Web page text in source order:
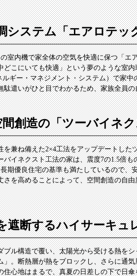
システム「エアロテッ
室内機で家全体の空気を快適に保つ「エ
どこにいても快適」という夢のような室
ルギー・マネジメント・システム）で家
駄遣いがひと目でわかるため、家族全員
創造の「ツーバイネ
を兼ね備えた2×4工法をアップデートした
バイネクスト工法の家は、震度7の1.5倍
期優良住宅の基準も満たしているので、
さを高めることによって、空間創造の自
遮断するハイサーキュ
ブル構造で覆い、太陽光から受ける熱を
」。断熱層が熱をブロックし、さらに通
住心地はまるで、真夏の日差しの下で日